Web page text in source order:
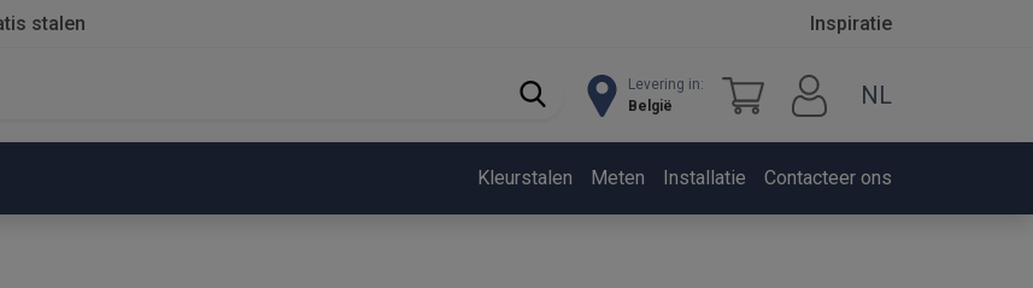
stalen Inspiratie
Levering in:
België
NL
Kleurstalen Meten Installatie Contacteer ons